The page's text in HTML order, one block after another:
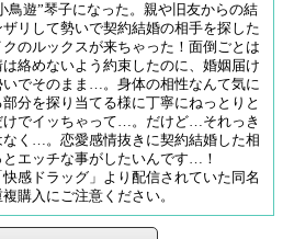
鳥遊”琴子になった。親や旧友からの結
リして勢いで契約結婚の相手を探した
のルックスが来ちゃった！面倒ごとは
絡めないよう約束したのに、婚姻届け
でそのまま…。身体の相性なんて気に
分を探り当てる様に丁寧にねっとりと
でイッちゃって…。だけど…それっき
なく…。恋愛感情抜きに契約結婚した相
エッチな事がしたいんです…！
感ドラッグ」より配信されていた同名
購入にご注意ください。